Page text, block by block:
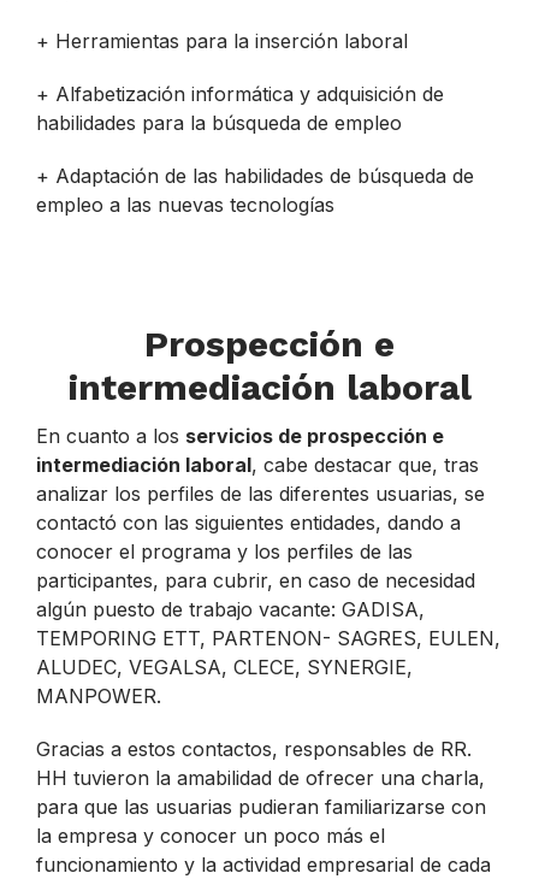
+ Herramientas para la inserción laboral
+ Alfabetización informática y adquisición de
habilidades para la búsqueda de empleo
+ Adaptación de las habilidades de búsqueda de
empleo a las nuevas tecnologías
Prospección e
intermediación laboral
En cuanto a los servicios de prospección e
intermediación laboral, cabe destacar que, tras
analizar los perfiles de las diferentes usuarias, se
contactó con las siguientes entidades, dando a
conocer el programa y los perfiles de las
participantes, para cubrir, en caso de necesidad
algún puesto de trabajo vacante: GADISA,
TEMPORING ETT, PARTENON- SAGRES, EULEN,
ALUDEC, VEGALSA, CLECE, SYNERGIE,
MANPOWER.
Gracias a estos contactos, responsables de RR.
HH tuvieron la amabilidad de ofrecer una charla,
para que las usuarias pudieran familiarizarse con
la empresa y conocer un poco más el
funcionamiento y la actividad empresarial de cada